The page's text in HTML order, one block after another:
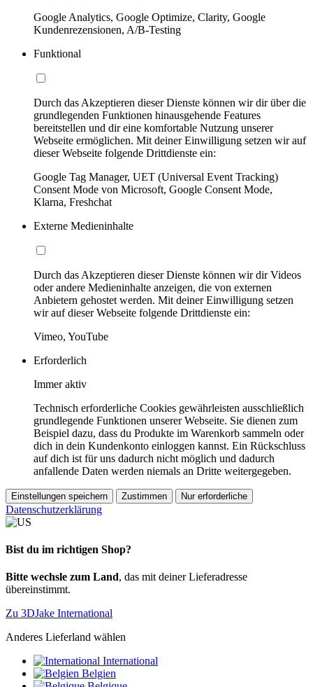
Google Analytics, Google Optimize, Clarity, Google
Kundenrezensionen, A/B-Testing
Funktional
Durch das Akzeptieren dieser Dienste können wir dir über die
grundlegenden Funktionen hinausgehende Features
bereitstellen und dir eine komfortable Nutzung unserer
Webseite ermöglichen. Mit deiner Einwilligung setzen wir auf
dieser Webseite folgende Drittdienste ein:
Google Tag Manager, UET (Universal Event Tracking)
Consent Mode von Microsoft, Google Consent Mode,
Klarna, Freshchat
Externe Medieninhalte
Durch das Akzeptieren dieser Dienste können wir dir Videos
oder andere Medieninhalte anzeigen, die von externen
Anbietern gehostet werden. Mit deiner Einwilligung setzen
wir auf dieser Webseite folgende Drittdienste ein:
Vimeo, YouTube
Erforderlich
Immer aktiv
Technisch erforderliche Cookies gewährleisten ausschließlich
grundlegende Funktionen unserer Webseite. Sie dienen zum
Beispiel dazu, dass du Produkte im Warenkorb sammeln oder
dich in dein Kundenkonto einloggen kannst. Ein Rückschluss
auf dich ist für uns dadurch nicht möglich und dadurch
anfallende Daten werden niemals an Dritte weitergegeben.
Einstellungen speichern Zustimmen Nur erforderliche
Datenschutzerklärung
Bist du im richtigen Shop?
Bitte wechsle zum Land, das mit deiner Lieferadresse
übereinstimmt.
Zu 3DJake International
Anderes Lieferland wählen
International
Belgien